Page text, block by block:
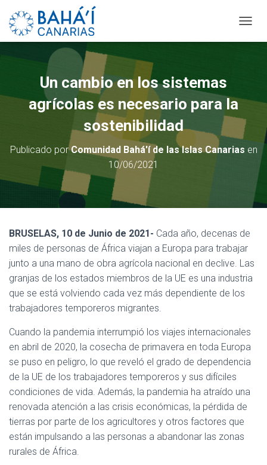
A
R
O
D
A
C
Ó
N
Un cambio en los sistemas
agrícolas es necesario para la
sostenibilidad
Publicado porComunidad Bahá'í de las Islas Canarias en
10/06/2021
BRUSELAS, 10 de Junio de 2021- Cada año, decenas de
miles de personas de África viajan a Europa para trabajar
junto a una mano de obra agrícola nacional en declive. Las
granjas de los estados miembros de la UE es una industria
que se está volviendo cada vez más dependiente de los
trabajadores temporeros migrantes.
Cuando la pandemia interrumpió los viajes internacionales
en abril de 2020, la cosecha de primavera en toda Europa
se puso en peligro, lo que reveló el grado de dependencia
de la UE de los trabajadores temporeros y sus difíciles
condiciones de vida. Además, la pandemia ha atraído una
renovada atención a las crisis económicas, la pérdida de
tierras por parte de los agricultores y otros factores que
están impulsando a las personas a abandonar las zonas
rurales de África.